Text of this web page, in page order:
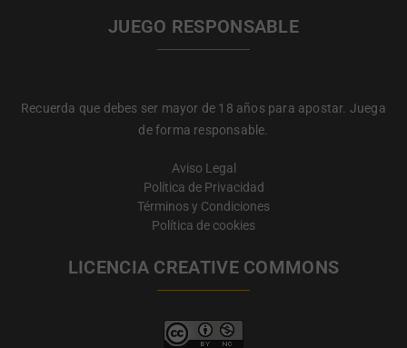
JUEGO RESPONSABLE
Recuerda que debes ser mayor de 18 años para apostar. Juega
de forma responsable.
Aviso Legal
Política de Privacidad
Términos y Condiciones
Política de cookies
LICENCIA CREATIVE COMMONS